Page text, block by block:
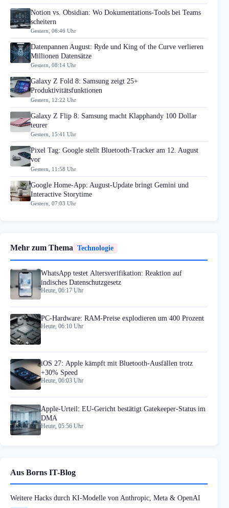
Notion vs. Obsidian: Wo Dokumentations-Tools bei Teams
scheitern
Gestern, 06:46 Uhr
Datenpannen August: Ryde und King of the Curve verlieren
Millionen Datensätze
Gestern, 08:14 Uhr
Galaxy Z Fold 8: Samsung zeigt 25+
Produktivitätsfunktionen
Gestern, 12:22 Uhr
Galaxy Z Flip 8: Samsung macht Klapphandy 100 Dollar
teurer
Gestern, 15:41 Uhr
Pixel Tag: Google stellt Bluetooth-Tracker am 12. August
vor
Gestern, 11:58 Uhr
Google Home-App: August-Update bringt Gemini und
Interactive Storytime
Gestern, 07:03 Uhr
Mehr zum Thema Technologie
WhatsApp testet Altersverifikation: Reaktion auf
indisches Datenschutzgesetz
Heute, 06:17 Uhr
PC-Hardware: RAM-Preise explodieren um 400 Prozent
Heute, 06:10 Uhr
iOS 27: Apple kämpft mit Bluetooth-Ausfällen trotz
+30% Speed
Heute, 06:03 Uhr
Apple-Urteil: EU-Gericht bestätigt Gatekeeper-Status im
DMA
Heute, 05:56 Uhr
Aus Borns IT-Blog
Weitere Hacks durch KI-Modelle von Anthropic, Meta & OpenAI